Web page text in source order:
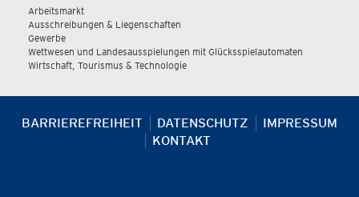
Arbeitsmarkt
Ausschreibungen & Liegenschaften
Gewerbe
Wettwesen und Landesausspielungen mit Glücksspielautomaten
Wirtschaft, Tourismus & Technologie
BARRIEREFREIHEIT DATENSCHUTZ
IMPRESSUM
KONTAKT